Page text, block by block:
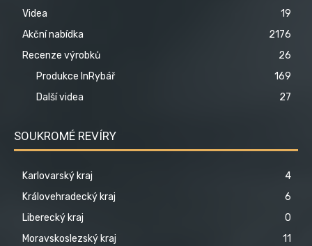
Videa
19
Akční nabídka
2176
Recenze výrobků
26
Produkce InRybář
169
Další videa
27
SOUKROMÉ REVÍRY
Karlovarský kraj
4
Královehradecký kraj
6
Liberecký kraj
0
Moravskoslezský kraj
11